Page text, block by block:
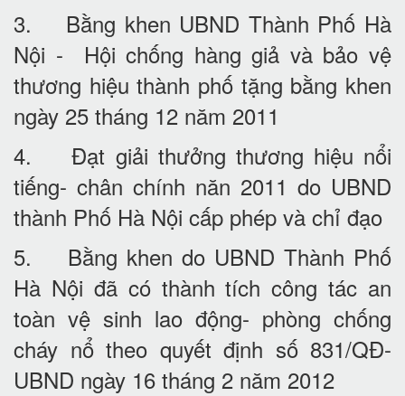
3. Bằng khen UBND Thành Phố Hà
Nội - Hội chống hàng giả và bảo vệ
thương hiệu thành phố tặng bằng khen
ngày 25 tháng 12 năm 2011
4. Đạt giải thưởng thương hiệu nổi
tiếng- chân chính năn 2011 do UBND
thành Phố Hà Nội cấp phép và chỉ đạo
5. Bằng khen do UBND Thành Phố
Hà Nội đã có thành tích công tác an
toàn vệ sinh lao động- phòng chống
cháy nổ theo quyết định số 831/QĐ-
UBND ngày 16 tháng 2 năm 2012